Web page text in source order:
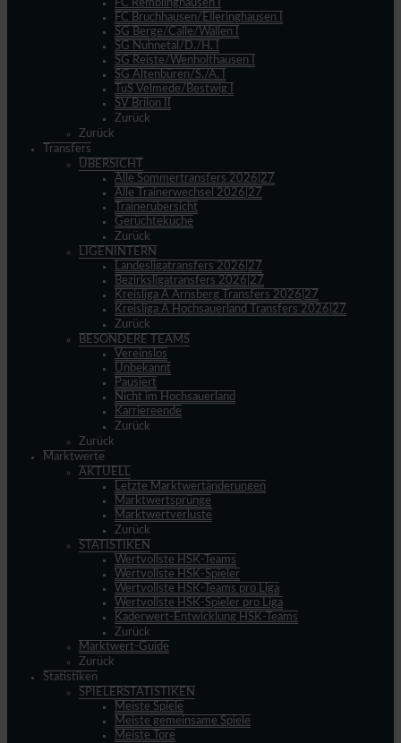
FC Remblinghausen I
FC Bruchhausen/Elleringhausen I
SG Berge/Calle/Wallen I
SG Nuhnetal/D./H. I
SG Reiste/Wenholthausen I
SG Altenbüren/S./A. I
TuS Velmede/Bestwig I
SV Brilon II
Zurück
Zurück
Transfers
ÜBERSICHT
Alle Sommertransfers 2026|27
Alle Trainerwechsel 2026|27
Trainerübersicht
Gerüchteküche
Zurück
LIGENINTERN
Landesligatransfers 2026|27
Bezirksligatransfers 2026|27
Kreisliga A Arnsberg Transfers 2026|27
Kreisliga A Hochsauerland Transfers 2026|27
Zurück
BESONDERE TEAMS
Vereinslos
Unbekannt
Pausiert
Nicht im Hochsauerland
Karriereende
Zurück
Zurück
Marktwerte
AKTUELL
Letzte Marktwertänderungen
Marktwertsprünge
Marktwertverluste
Zurück
STATISTIKEN
Wertvollste HSK-Teams
Wertvollste HSK-Spieler
Wertvollste HSK-Teams pro Liga
Wertvollste HSK-Spieler pro Liga
Kaderwert-Entwicklung HSK-Teams
Zurück
Marktwert-Guide
Zurück
Statistiken
SPIELERSTATISTIKEN
Meiste Spiele
Meiste gemeinsame Spiele
Meiste Tore